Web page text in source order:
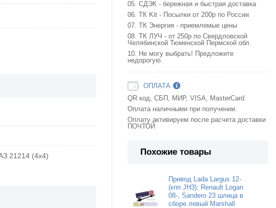
21214 (4x4)
05. СДЭК - бережная и быстрая доставка
06. ТК Kit - Посылки от 200р по России
07. ТК Энергия - приемлемые цены
08. ТК ЛУЧ - от 250р по Свердловской
Челябинской Тюменской Пермской обл.
10. Не могу выбрать! Предложите
недорогую.
ОПЛАТА
QR код, СБП, МИР, VISA, MasterCard
Оплата наличными при получении.
Оплату активируем после расчета доставки
ПОЧТОЙ
Похожие товары
Привод Lada Largus 12-
(кпп JH3); Renault Logan
08-, Sandero 23 шлица в
сборе левый Marshall